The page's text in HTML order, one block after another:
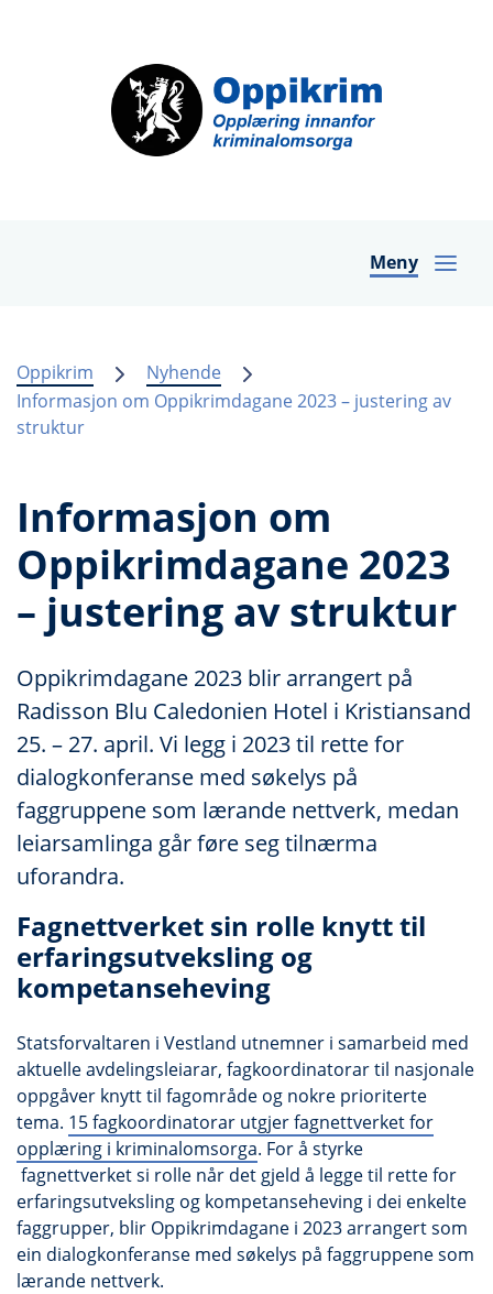
Meny
Oppikrim
Nyhende
Informasjon om Oppikrimdagane 2023 – justering av
struktur
Informasjon om
Oppikrimdagane 2023
– justering av struktur
Oppikrimdagane 2023 blir arrangert på
Radisson Blu Caledonien Hotel i Kristiansand
25. – 27. april. Vi legg i 2023 til rette for
dialogkonferanse med søkelys på
faggruppene som lærande nettverk, medan
leiarsamlinga går føre seg tilnærma
uforandra.
Fagnettverket sin rolle knytt til
erfaringsutveksling og
kompetanseheving
Statsforvaltaren i Vestland utnemner i samarbeid med
aktuelle avdelingsleiarar, fagkoordinatorar til nasjonale
oppgåver knytt til fagområde og nokre prioriterte
tema. 15 fagkoordinatorar utgjer fagnettverket for
opplæring i kriminalomsorga. For å styrke
fagnettverket si rolle når det gjeld å legge til rette for
erfaringsutveksling og kompetanseheving i dei enkelte
faggrupper, blir Oppikrimdagane i 2023 arrangert som
ein dialogkonferanse med søkelys på faggruppene som
lærande nettverk.